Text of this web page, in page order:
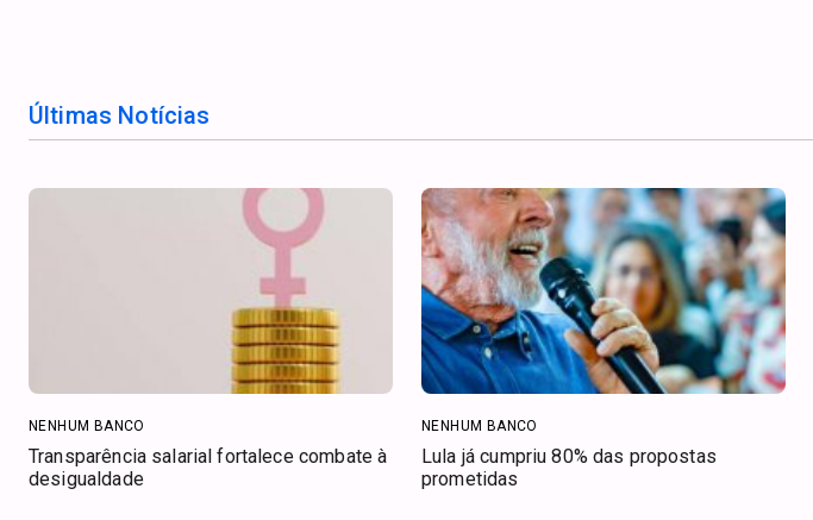
Últimas Notícias
NENHUM BANCO
Transparência salarial fortalece combate à
desigualdade
NENHUM BANCO
Lula já cumpriu 80% das propostas
prometidas